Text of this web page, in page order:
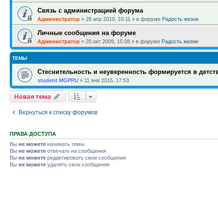
Связь с администрацией форума
Администратор » 28 апр 2010, 10:11 » в форуме Радость жизни
Личные сообщения на форуме
Администратор » 20 окт 2009, 15:08 » в форуме Радость жизни
ТЕМЫ
Стеснительность и неуверенность формируется в
student MGPPU » 11 янв 2015, 17:53
Новая тема
Вернуться к списку форумов
ПРАВА ДОСТУПА
Вы не можете начинать темы
Вы не можете отвечать на сообщения
Вы не можете редактировать свои сообщения
Вы не можете удалять свои сообщения